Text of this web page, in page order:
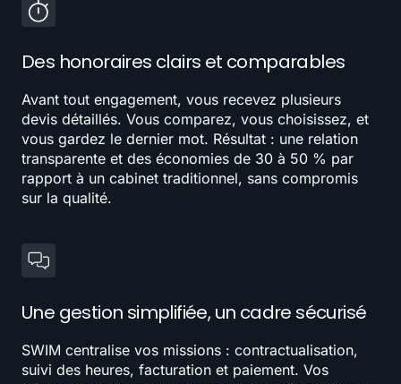
Des honoraires clairs et comparables
Avant tout engagement, vous recevez plusieurs
devis détaillés. Vous comparez, vous choisissez, et
vous gardez le dernier mot. Résultat : une relation
transparente et des économies de 30 à 50 % par
rapport à un cabinet traditionnel, sans compromis
sur la qualité.
Une gestion simplifiée, un cadre sécurisé
SWIM centralise vos missions : contractualisation,
suivi des heures, facturation et paiement. Vos